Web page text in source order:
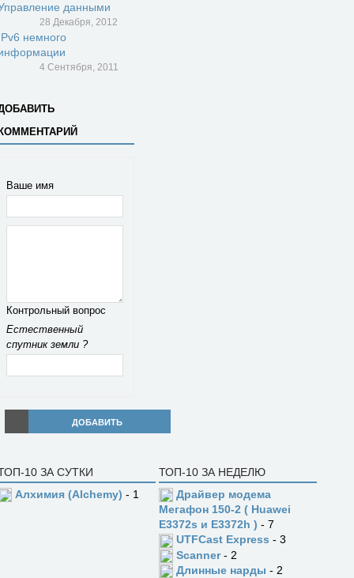
данными
28 Декабря, 2012
немного
4 Сентября, 2011
Ваше имя
Контрольный вопрос
Естественный
спутник земли ?
ДОБАВИТЬ
10 ЗА СУТКИ
Алхимия (Alchemy) - 1
ТОП-10 ЗА НЕДЕЛЮ
Драйвер модема
Мегафон 150-2 ( Huawei
E3372s и E3372h ) - 7
UTFCast Express - 3
Scanner- 2
Длинные нарды - 2